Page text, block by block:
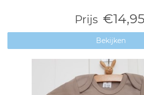
Prijs €14,95
Bekijken